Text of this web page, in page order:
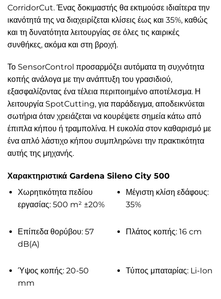
CorridorCut. Ένας δοκιμαστής θα εκτιμούσε ιδιαίτερα την
ικανότητά της να διαχειρίζεται κλίσεις έως και 35%, καθώς
και τη δυνατότητα λειτουργίας σε όλες τις καιρικές
συνθήκες, ακόμα και στη βροχή.
Το SensorControl προσαρμόζει αυτόματα τη συχνότητα
κοπής ανάλογα με την ανάπτυξη του γρασιδιού,
εξασφαλίζοντας ένα τέλεια περιποιημένο αποτέλεσμα. Η
λειτουργία SpotCutting, για παράδειγμα, αποδεικνύεται
σωτήρια όταν χρειάζεται να κουρέψετε σημεία κάτω από
έπιπλα κήπου ή τραμπολίνα. Η ευκολία στον καθαρισμό με
ένα απλό λάστιχο κήπου συμπληρώνει την πρακτικότητα
αυτής της μηχανής.
Χαρακτηριστικά Gardena Sileno City 500
Χωρητικότητα πεδίου
εργασίας: 500 m² ±20%
Μέγιστη κλίση εδάφους:
35%
Επίπεδα θορύβου: 57
dB(A)
Πλάτος κοπής: 16 cm
Ύψος κοπής: 20-50
mm
Τύπος μπαταρίας: Li-Ion